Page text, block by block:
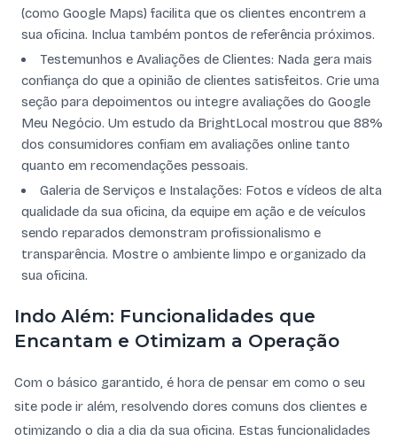
(como Google Maps) facilita que os clientes encontrem a
sua oficina. Inclua também pontos de referência próximos.
Testemunhos e Avaliações de Clientes: Nada gera mais
confiança do que a opinião de clientes satisfeitos. Crie uma
seção para depoimentos ou integre avaliações do Google
Meu Negócio. Um estudo da BrightLocal mostrou que 88%
dos consumidores confiam em avaliações online tanto
quanto em recomendações pessoais.
Galeria de Serviços e Instalações: Fotos e vídeos de alta
qualidade da sua oficina, da equipe em ação e de veículos
sendo reparados demonstram profissionalismo e
transparência. Mostre o ambiente limpo e organizado da
sua oficina.
Indo Além: Funcionalidades que
Encantam e Otimizam a Operação
Com o básico garantido, é hora de pensar em como o seu
site pode ir além, resolvendo dores comuns dos clientes e
otimizando o dia a dia da sua oficina. Estas funcionalidades